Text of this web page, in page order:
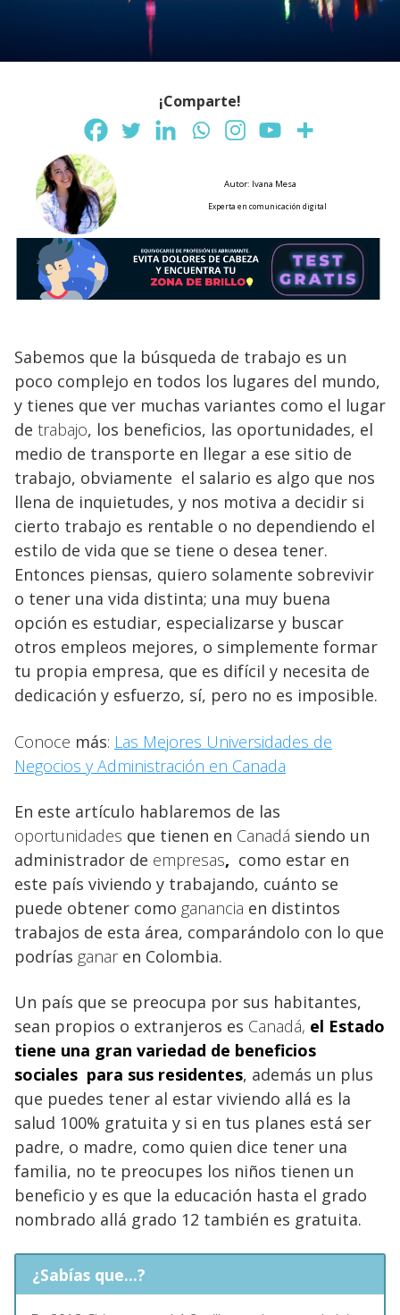
¡Comparte!
Autor: Ivana Mesa
Experta en comunicación digital
Sabemos que la búsqueda de trabajo es un
poco complejo en todos los lugares del mundo,
y tienes que ver muchas variantes como el lugar
de trabajo, los beneficios, las oportunidades, el
medio de transporte en llegar a ese sitio de
trabajo, obviamente el salario es algo que nos
llena de inquietudes, y nos motiva a decidir si
cierto trabajo es rentable o no dependiendo el
estilo de vida que se tiene o desea tener.
Entonces piensas, quiero solamente sobrevivir
o tener una vida distinta; una muy buena
opción es estudiar, especializarse y buscar
otros empleos mejores, o simplemente formar
tu propia empresa, que es difícil y necesita de
dedicación y esfuerzo, sí, pero no es imposible.
Conoce más: Las Mejores Universidades de
Negocios y Administración en Canada
En este artículo hablaremos de las
oportunidades que tienen en Canadá siendo un
administrador de empresas, como estar en
este país viviendo y trabajando, cuánto se
puede obtener como ganancia en distintos
trabajos de esta área, comparándolo con lo que
podrías ganaren Colombia.
Un país que se preocupa por sus habitantes,
sean propios o extranjeros es Canadá, el Estado
tiene una gran variedad de beneficios
sociales para sus residentes, además un plus
que puedes tener al estar viviendo allá es la
salud 100% gratuita y si en tus planes está ser
padre, o madre, como quien dice tener una
familia, no te preocupes los niños tienen un
beneficio y es que la educación hasta el grado
nombrado allá grado 12 también es gratuita.
¿Sabías que...?